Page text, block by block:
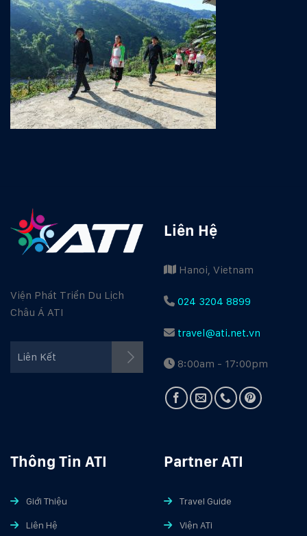
Viện Phát Triển Du Lịch
Châu Á ATI
Liên Kết
Facebook ATI
Youtube ATI
Liên Hệ
Hanoi, Vietnam
024 3204 8899
travel@ati.net.vn
8:00am - 17:00pm
Thông Tin ATI
Giới Thiệu
Liên Hệ
Partner ATI
Travel Guide
Viện ATi